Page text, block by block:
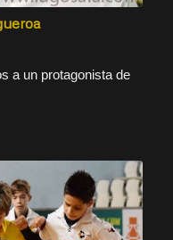
a un protagonista de